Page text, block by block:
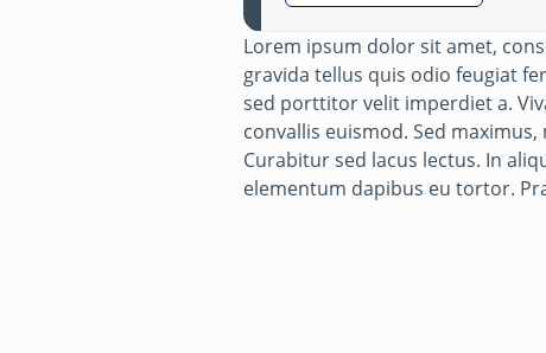
Lorem ipsum dolor sit amet,
gravida tellus quis odio feugiat
sed porttitor velit imperdiet a.
convallis euismod. Sed
Curabitur sed lacus lectus. In
elementum dapibus eu tortor.